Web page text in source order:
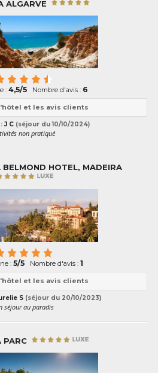
ALGARVE
: 4,5/5 Nombre d'avis : 6
et les avis clients
J C (séjour du 10/10/2024)
non pratiqué
BELMOND HOTEL, MADEIRA
: 5/5 Nombre d'avis : 1
et les avis clients
S (séjour du 20/10/2023)
séjour au paradis
PARC